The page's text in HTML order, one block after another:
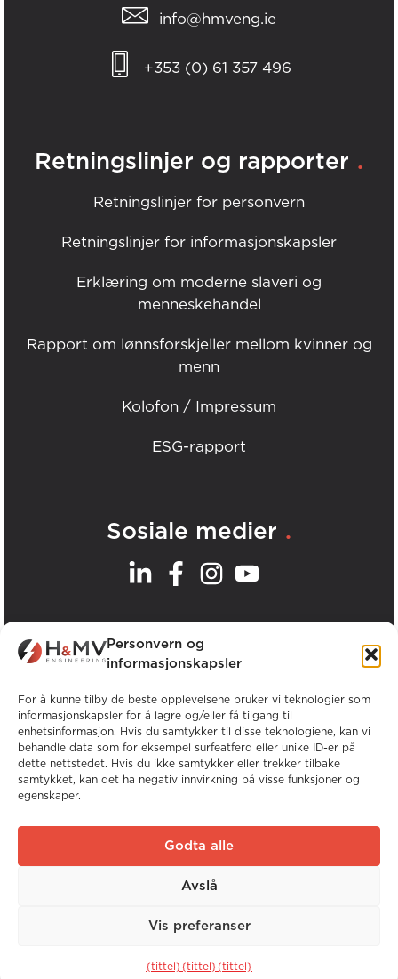
Personvern og
informasjonskapsler
For å kunne tilby de beste opplevelsene bruker vi teknologier som
informasjonskapsler for å lagre og/eller få tilgang til
enhetsinformasjon. Hvis du samtykker til disse teknologiene, kan vi
behandle data som for eksempel surfeatferd eller unike ID-er på
dette nettstedet. Hvis du ikke samtykker eller trekker tilbake
samtykket, kan det ha negativ innvirkning på visse funksjoner og
egenskaper.
Godta alle
Avslå
Vis preferanser
{tittel}{tittel}{tittel}
info@hmveng.ie
+353 (0) 61 357 496
Retningslinjer og rapporter .
Retningslinjer for personvern
Retningslinjer for informasjonskapsler
Erklæring om moderne slaveri og
menneskehandel
Rapport om lønnsforskjeller mellom kvinner og
menn
Kolofon / Impressum
ESG-rapport
Sosiale medier .
Våre kontorer
Opphavsrett © H&MV Engineering. Alle
rettigheter forbeholdt.
Nettsted av Avalanche